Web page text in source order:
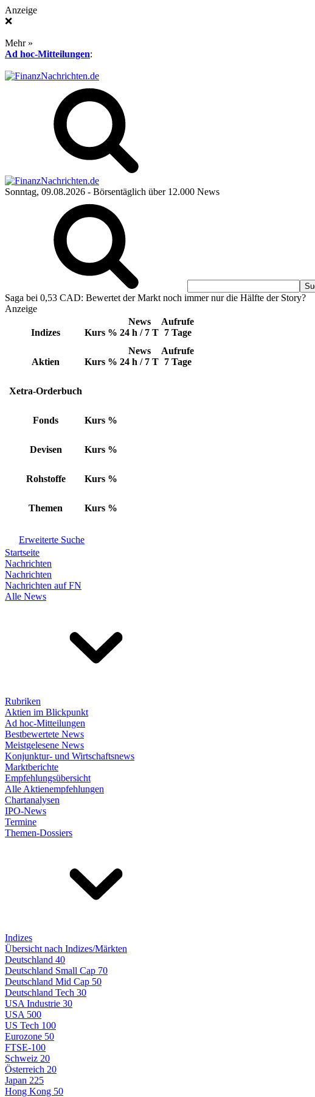
Anzeige
❌
Mehr »
Ad hoc-Mitteilungen:
Sonntag, 09.08.2026 - Börsentäglich über 12.000 News
Saga bei 0,53 CAD: Bewertet der Markt noch immer nur die Hälfte der Story?
Anzeige
Indizes Kurs %
News
24 h / 7 T
Aufrufe
7 Tage
Aktien Kurs %
News
24 h / 7 T
Aufrufe
7 Tage
Xetra-Orderbuch
Fonds Kurs %
Devisen Kurs %
Rohstoffe Kurs %
Themen Kurs %
Erweiterte Suche
Startseite
Nachrichten
Nachrichten
Nachrichten auf FN
Alle News
Rubriken
Aktien im Blickpunkt
Ad hoc-Mitteilungen
Bestbewertete News
Meistgelesene News
Konjunktur- und Wirtschaftsnews
Marktberichte
Empfehlungsübersicht
Alle Aktienempfehlungen
Chartanalysen
IPO-News
Termine
Themen-Dossiers
Indizes
Übersicht nach Indizes/Märkten
Deutschland 40
Deutschland Small Cap 70
Deutschland Mid Cap 50
Deutschland Tech 30
USA Industrie 30
USA 500
US Tech 100
Eurozone 50
FTSE-100
Schweiz 20
Österreich 20
Japan 225
Hong Kong 50